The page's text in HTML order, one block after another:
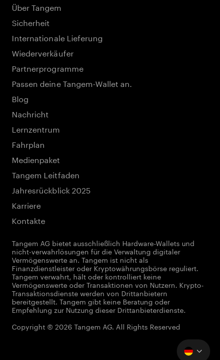
Über Tangem
Sicherheit
Internationale Lieferung
Wiederverkäufer
Partnerprogramme
Passen deine Tangem-Wallet an.
Blog
Nachricht
Lernzentrum
Fahrplan
Medienpaket
Tangem Leitfaden
Jahresrückblick 2025
Karriere
Kontakte
Tangem AG bietet ausschließlich Hardware-Wallets und
nicht-verwahrlösungen für die Verwaltung digitaler
Vermögenswerte an. Tangem ist nicht als
Finanzdienstleister oder Kryptowährungsbörse reguliert.
Tangem verwahrt, hält oder kontrolliert keine
Vermögenswerte oder Transaktionen von Nutzern. Krypto-
Transaktionsdienste werden von Drittanbietern
bereitgestellt. Tangem gibt keine Beratung oder
Empfehlung zur Nutzung dieser Drittanbieterdienste.